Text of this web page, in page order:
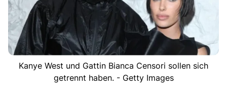
Kanye West und Gattin Bianca Censori sollen sich
getrennt haben. - Getty Images